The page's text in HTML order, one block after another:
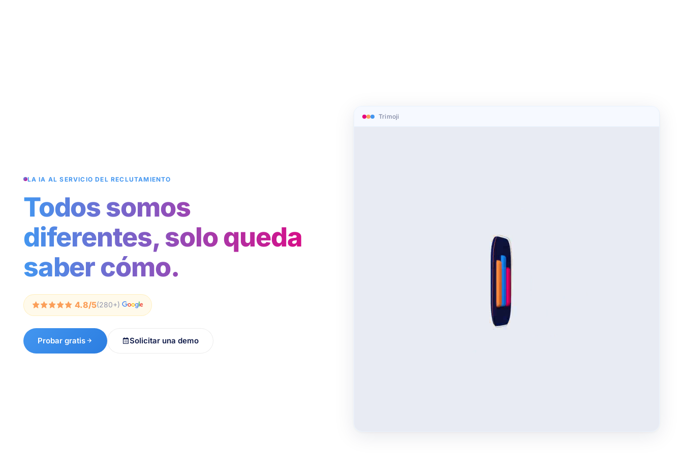
LA IA AL SERVICIO DEL RECLUTAMIENTO
Todos somos
diferentes, solo queda
saber cómo.
4.8/5(280+)
Probar gratis Solicitar una demo
Trimoji